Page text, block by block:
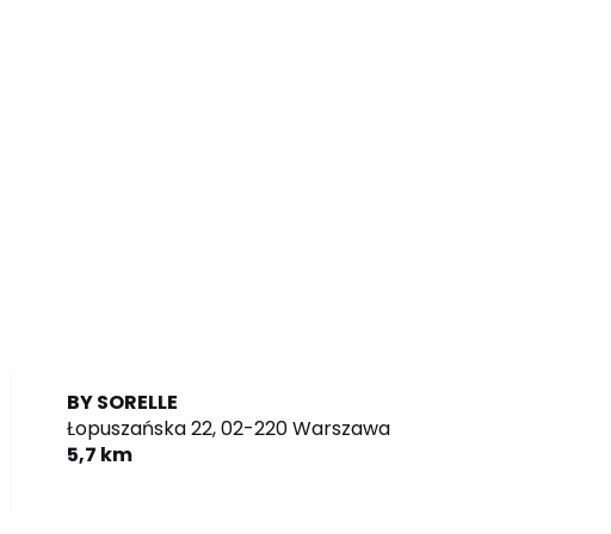
BY SORELLE
Łopuszańska 22,02-220 Warszawa
5,7 km